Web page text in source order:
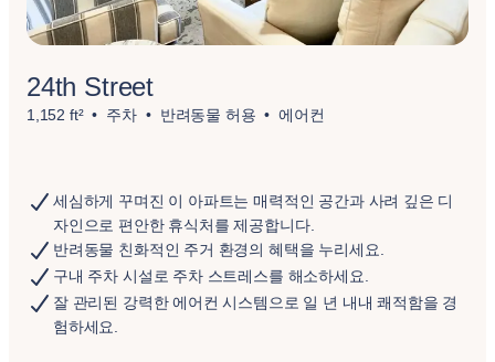
24th Street
1,152 ft² 주차 반려동물 허용 에어컨
세심하게 꾸며진 이 아파트는 매력적인 공간과 사려 깊은 디
자인으로 편안한 휴식처를 제공합니다.
반려동물 친화적인 주거 환경의 혜택을 누리세요.
구내 주차 시설로 주차 스트레스를 해소하세요.
잘 관리된 강력한 에어컨 시스템으로 일 년 내내 쾌적함을 경
험하세요.